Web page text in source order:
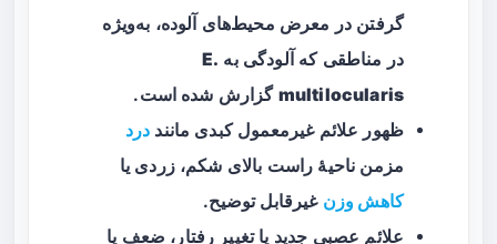
گرفتن در معرض محیط‌های آلوده، به‌ویژه
در مناطقی که آلودگی به E.
multilocularis گزارش شده است.
ظهور علائم غیرمعمول کبدی مانند درد
مزمن ناحیهٔ راست بالای شکم، زردی یا
کاهش وزن غیرقابل توضیح.
علائم عصبی جدید یا تغییر رفتار، ضعف یا